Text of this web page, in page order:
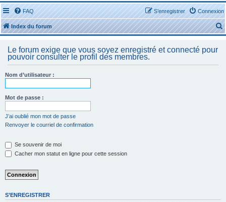
FAQ Connexion
S’enregistrer
Index du forum
e
Le forum exige que vous soyez enregistré et connecté pour
pouvoir consulter le profil des membres.
Nom d’utilisateur :
Mot de passe :
J’ai oublié mon mot de passe
Renvoyer le courriel de confirmation
Se souvenir de moi
Cacher mon statut en ligne pour cette session
S’ENREGISTRER